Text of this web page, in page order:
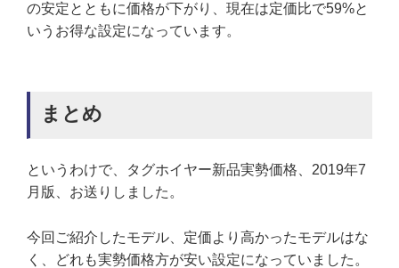
の安定とともに価格が下がり、現在は定価比で59%と
いうお得な設定になっています。
まとめ
というわけで、タグホイヤー新品実勢価格、2019年7
月版、お送りしました。
今回ご紹介したモデル、定価より高かったモデルはな
く、どれも実勢価格方が安い設定になっていました。